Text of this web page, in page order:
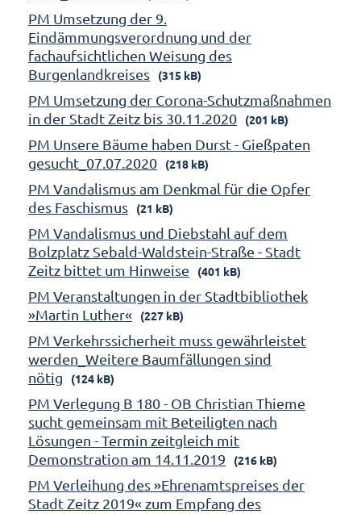
PM Umsetzung der 9.
Eindämmungsverordnung und der
fachaufsichtlichen Weisung des
Burgenlandkreises
(315 kB)
PM Umsetzung der Corona-Schutzmaßnahmen
in der Stadt Zeitz bis 30.11.2020
(201 kB)
PM Unsere Bäume haben Durst - Gießpaten
gesucht_07.07.2020
(218 kB)
PM Vandalismus am Denkmal für die Opfer
des Faschismus
(21 kB)
PM Vandalismus und Diebstahl auf dem
Bolzplatz Sebald-Waldstein-Straße - Stadt
Zeitz bittet um Hinweise
(401 kB)
PM Veranstaltungen in der Stadtbibliothek
»Martin Luther«
(227 kB)
PM Verkehrssicherheit muss gewährleistet
werden_Weitere Baumfällungen sind
nötig
(124 kB)
PM Verlegung B 180 - OB Christian Thieme
sucht gemeinsam mit Beteiligten nach
Lösungen - Termin zeitgleich mit
Demonstration am 14.11.2019
(216 kB)
PM Verleihung des »Ehrenamtspreises der
Stadt Zeitz 2019« zum Empfang des